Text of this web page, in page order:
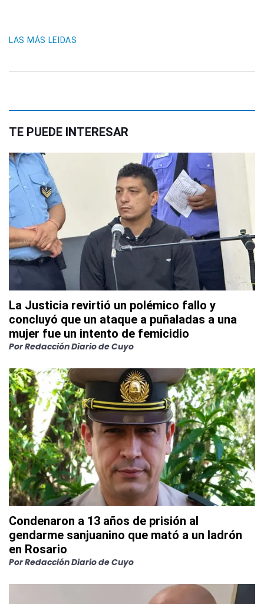
LAS MÁS LEIDAS
TE PUEDE INTERESAR
La Justicia revirtió un polémico fallo y
concluyó que un ataque a puñaladas a una
mujer fue un intento de femicidio
PorRedacción Diario de Cuyo
Condenaron a 13 años de prisión al
gendarme sanjuanino que mató a un ladrón
en Rosario
PorRedacción Diario de Cuyo